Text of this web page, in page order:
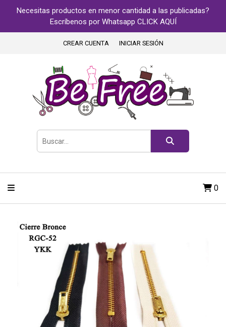
Necesitas productos en menor cantidad a las publicadas?
Escríbenos por Whatsapp CLICK AQUÍ
CREAR CUENTA INICIAR SESIÓN
0